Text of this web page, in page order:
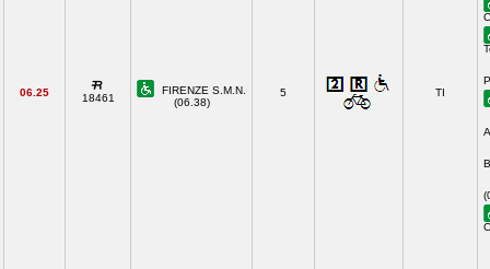
06.25 18461
FIRENZE S.M.N.
(06.38)
5 TI